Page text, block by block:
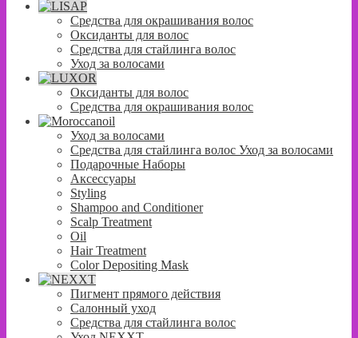
Средства для окрашивания волос
Оксиданты для волос
Средства для стайлинга волос
Уход за волосами
Оксиданты для волос
Средства для окрашивания волос
Уход за волосами
Средства для стайлинга волос Уход за волосами
Подарочные Наборы
Аксессуары
Styling
Shampoo and Conditioner
Scalp Treatment
Oil
Hair Treatment
Color Depositing Mask
Пигмент прямого действия
Салонный уход
Средства для стайлинга волос